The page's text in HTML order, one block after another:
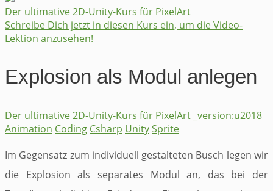
​Der ultimative 2D-Unity-Kurs für PixelArt
Schreibe Dich jetzt in diesen Kurs ein, um die Video-
Lektion anzusehen!
Explosion als Modul anlegen
​Der ultimative 2D-Unity-Kurs für PixelArt _version:u2018
Animation Coding Csharp UnitySprite
Im Gegensatz zum individuell gestalteten Busch legen wir
die Explosion als separates Modul an, das bei der